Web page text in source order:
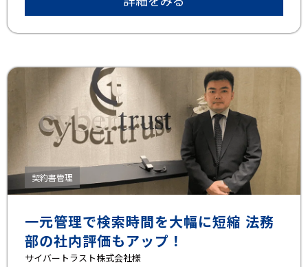
契約書管理
一元管理で検索時間を大幅に短縮 法務
部の社内評価もアップ！
サイバートラスト株式会社様